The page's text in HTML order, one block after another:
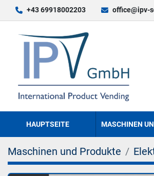
+43 69918002203 office@ipv-
HAUPTSEITE MASCHINEN
Maschinen und Produkte